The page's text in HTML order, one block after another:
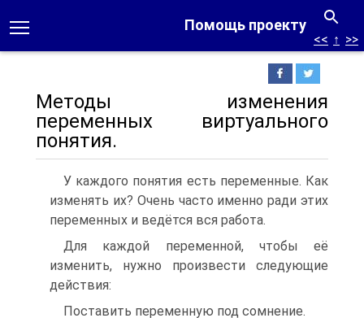
Помощь проекту
<< ↑ >>
Методы изменения
переменных виртуального
понятия.
У каждого понятия есть переменные. Как
изменять их? Очень часто именно ради этих
переменных и ведётся вся работа.
Для каждой переменной, чтобы её
изменить, нужно произвести следующие
действия:
Поставить переменную под сомнение.